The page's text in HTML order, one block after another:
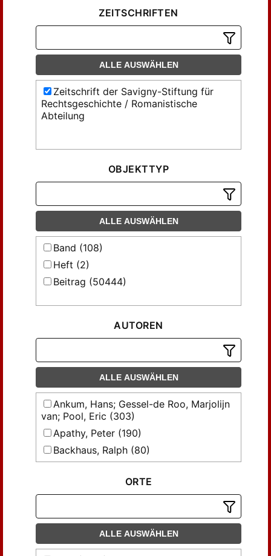
ZEITSCHRIFTEN
ALLE AUSWÄHLEN
Zeitschrift der Savigny-Stiftung für
Rechtsgeschichte / Romanistische
Abteilung
OBJEKTTYP
ALLE AUSWÄHLEN
Band (108)
Heft (2)
Beitrag (50444)
AUTOREN
ALLE AUSWÄHLEN
Ankum, Hans; Gessel-de Roo, Marjolijn
van; Pool, Eric (303)
Apathy, Peter (190)
Backhaus, Ralph (80)
Behrends, Okko (393)
Benöhr, Hans-Peter (238)
Beseler , Gerhard (140)
Beseler, Gerhard (405)
ORTE
ALLE AUSWÄHLEN